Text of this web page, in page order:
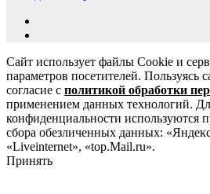
Сайт использует файлы Cookie и
параметров посетителей. Пользуясь
согласие с политикой обработки
применением данных технологий.
конфиденциальности используются
сбора обезличенных данных:
«Liveinternet», «top.Mail.ru».
Принять